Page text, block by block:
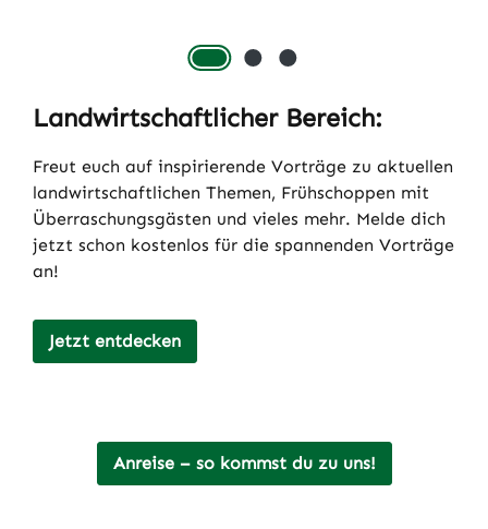
Landwirtschaftlicher Bereich:
Freut euch auf inspirierende Vorträge zu aktuellen
landwirtschaftlichen Themen, Frühschoppen mit
Überraschungsgästen und vieles mehr. Melde dich
jetzt schon kostenlos für die spannenden Vorträge
an!
Jetzt entdecken
Anreise – so kommst du zu uns!